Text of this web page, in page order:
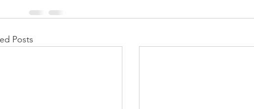
Posts